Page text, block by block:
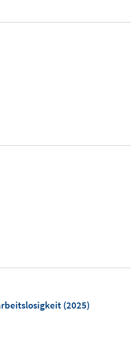
(2025)